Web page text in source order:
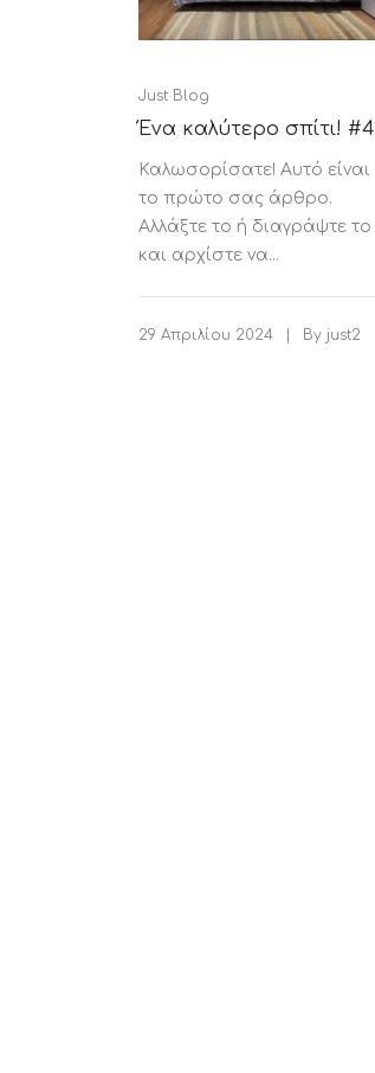
ΔΙΑΦΟΡΑ
Pocket spring
Continuous spring
Ορθοπεδικα
Just Blog
Ένα καλύτερο σπίτι! #4
Καλωσορίσατε! Αυτό είναι
το πρώτο σας άρθρο.
Αλλάξτε το ή διαγράψτε το
και αρχίστε να...
29 Απριλίου 2024 By just2